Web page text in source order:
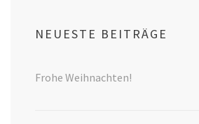
NEUESTE BEITRÄGE
Frohe Weihnachten!